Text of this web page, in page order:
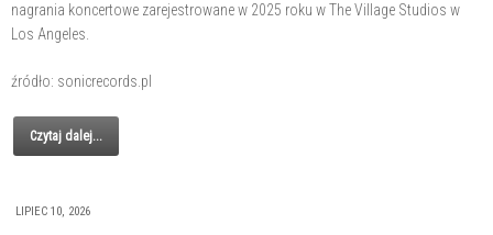
nagrania koncertowe zarejestrowane w 2025 roku w The Village Studios w
Los Angeles.
źródło: sonicrecords.pl
Czytaj dalej...
LIPIEC 10, 2026